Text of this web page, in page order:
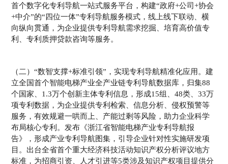
首个数字化专利导航一站式服务平台，构建“政府+公司+协会
+中介”的“四位一体”专利导航服务模式，线上线下联动、横
向纵向贯通，为企业提供专利导航需求挖掘、培育高价值专
利、专利质押贷款咨询等服务。
（二）“数智支撑+标准引领”，实现专利导航精准化应用。建
立全国首个智能电梯产业全产业链专利导航数据库，归集88
个国家、1.3万个创新主体专利信息，形成15组、48类、33万
项专利数据，为企业提供专利检索、信息分析、侵权预警等
服务，有效规避一哄而上、产能过剩等风险，助力企业科学
布局核心专利。发布《浙江省智能电梯产业专利导航报
告》，形成产业专利导航图集，引导企业针对性实施研发项
目。出台全省首个重大经济科技活动知识产权分析评议地方
标准，为招商引资、人才引进等5类涉及知识产权项目提供分